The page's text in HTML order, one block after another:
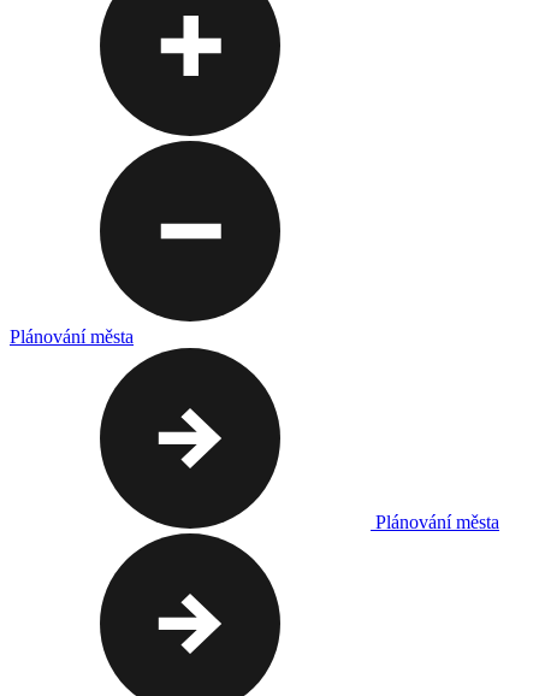
Plánování města
Plánování města